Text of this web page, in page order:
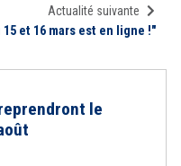
Actualité suivante
et 16 mars est en ligne !"
le